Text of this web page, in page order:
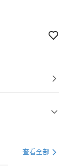
查看全部